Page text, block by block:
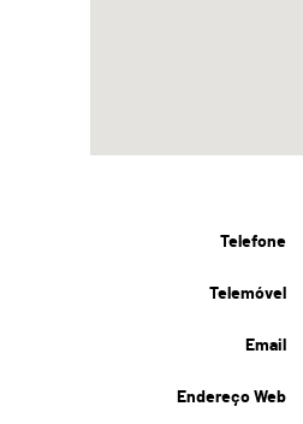
Telefone
Telemóvel
Email
Endereço Web